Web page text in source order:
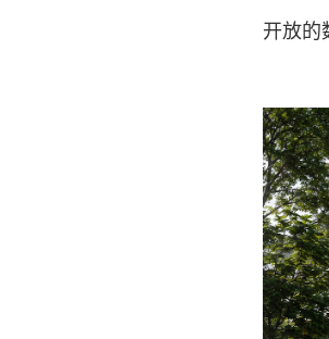
开放的